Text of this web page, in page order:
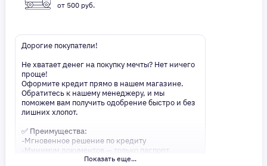
от 500 руб.
Дорогие покупатели!
Не хватает денег на покупку мечты? Нет ничего
проще!
Оформите кредит прямо в нашем магазине.
Обратитесь к нашему менеджеру, и мы
поможем вам получить одобрение быстро и без
лишних хлопот.
✅ Преимущества:
-Мгновенное решение по кредиту
-Минимум документов — только паспорт
-Удобные сроки и низкие процентные ставки
Показать еще...